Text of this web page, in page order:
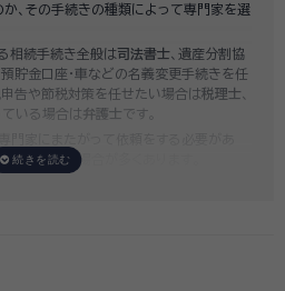
に合わせてご自身で対応できないものの
まずはお気軽にご相談ください。
、その手続きの種類によって専門家を選
相続手続き全般は司法書士 、遺産分割協
貯金口座・車などの名義変更手続きを任
申告や節税対策を任せたい場合は税理士
いる場合は弁護士 です。
いのか迷う場合が多くあります。